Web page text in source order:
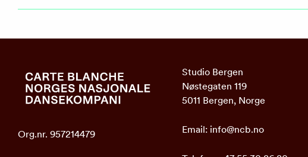
Org.nr. 957214479
Studio Bergen
Nøstegaten 119
5011 Bergen, Norge
Email: info@ncb.no